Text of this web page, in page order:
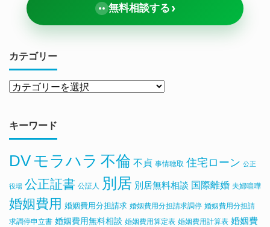
無料相談する ›
カテゴリー
キーワード
DV モラハラ 不倫 不貞 事情聴取 住宅ローン 公正
役場 公正証書 公証人 別居 別居無料相談 国際離婚 夫婦喧嘩
婚姻費用 婚姻費用分担請求 婚姻費用分担請求調停 婚姻費用分担請
求調停申立書 婚姻費用無料相談 婚姻費用算定表 婚姻費用計算表 婚姻費